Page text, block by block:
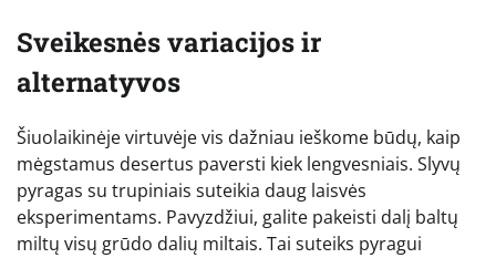
Sveikesnės variacijos ir
alternatyvos
Šiuolaikinėje virtuvėje vis dažniau ieškome būdų, kaip
mėgstamus desertus paversti kiek lengvesniais. Slyvų
pyragas su trupiniais suteikia daug laisvės
eksperimentams. Pavyzdžiui, galite pakeisti dalį baltų
miltų visų grūdo dalių miltais. Tai suteiks pyragui